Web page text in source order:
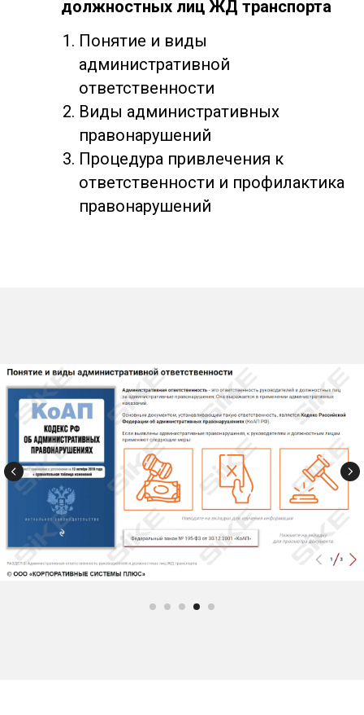
должностных лиц ЖД транспорта
Понятие и виды
административной
ответственности
Виды административных
правонарушений
Процедура привлечения к
ответственности и профилактика
правонарушений